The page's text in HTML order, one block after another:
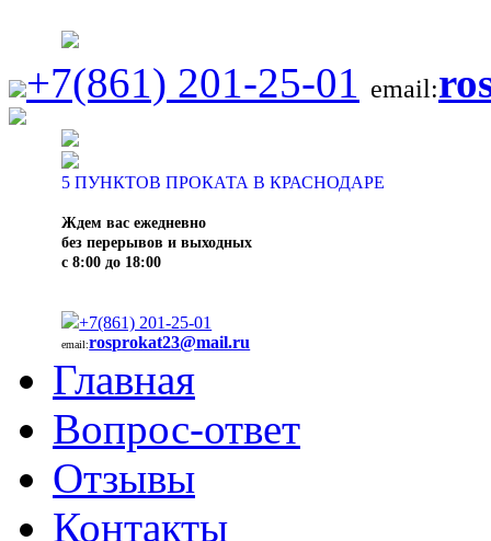
+7(861) 201-25-01 email:
5 ПУНКТОВ ПРОКАТА В КРАСНОДАРЕ
Ждем вас ежедневно
без перерывов и выходных
с 8:00 до 18:00
+7(861) 201-25-01
email:rosprokat23@mail.ru
Главная
Вопрос-ответ
Отзывы
Контакты